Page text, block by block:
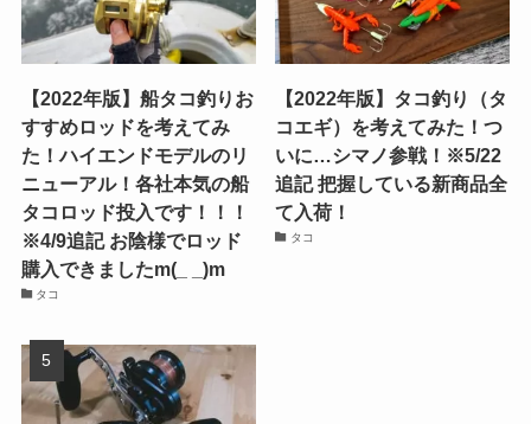
【2022年版】船タコ釣りお
すすめロッドを考えてみ
た！ハイエンドモデルのリ
ニューアル！各社本気の船
タコロッド投入です！！！
※4/9追記 お陰様でロッド
購入できましたm(_ _)m
タコ
【2022年版】タコ釣り（タ
コエギ）を考えてみた！つ
いに…シマノ参戦！※5/22
追記 把握している新商品全
て入荷！
タコ